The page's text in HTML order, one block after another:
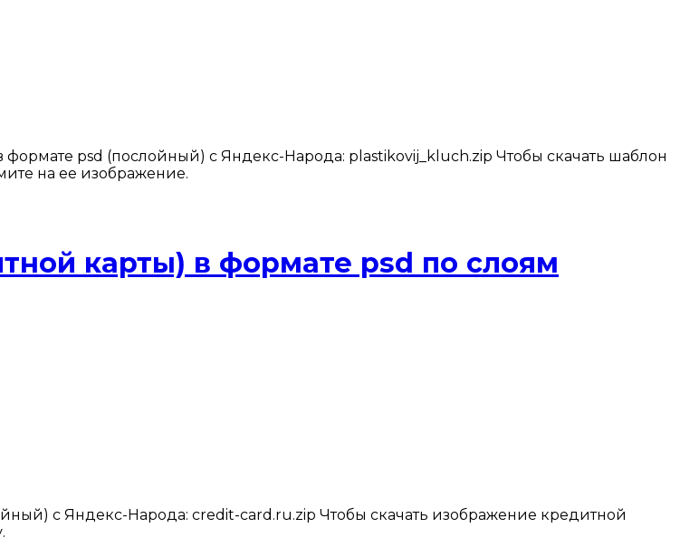
psd (послойный) с Яндекс-Народа: plastikovij_kluch.zip Чтобы скачать шаблон
на ее изображение.
карты) в формате psd по слоям
с Яндекс-Народа: credit-card.ru.zip Чтобы скачать изображение кредитной